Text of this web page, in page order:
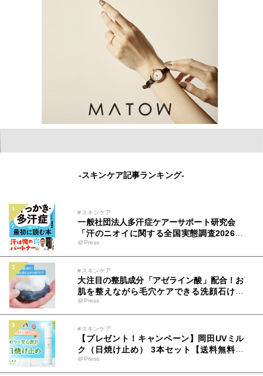
-スキンケア記事ランキング-
#スキンケア
一般社団法人多汗症ケアーサポート研究会
「汗のニオイに関する全国実態調査2026」
を開始
@Press
#スキンケア
大注目の整肌成分「アゼライン酸」配合！お
肌を整えながら毛穴ケアできる洗顔石けん
『毛穴しらず』10月1日(水)販売スタート
@Press
#スキンケア
【プレゼント！キャンペーン】岡田UVミル
ク（日焼け止め） 3本セット【送料無料】
※期間限定（６月末まで）
@Press